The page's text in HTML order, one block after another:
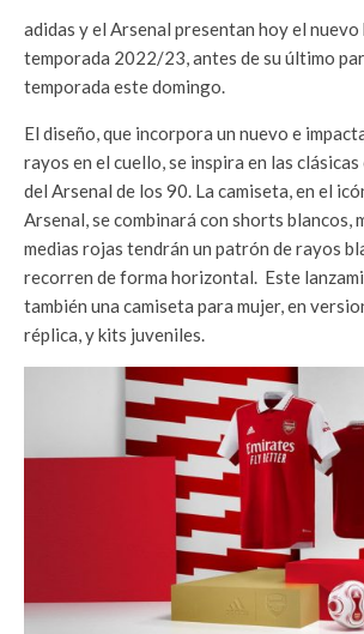
adidas y el Arsenal presentan hoy el
temporada 2022/23, antes de su último
temporada este domingo.
El diseño, que incorpora un nuevo e
rayos en el cuello, se inspira en las
del Arsenal de los 90. La camiseta, en el
Arsenal, se combinará con shorts blancos,
medias rojas tendrán un patrón de rayos
recorren de forma horizontal. ​ Este
también una camiseta para mujer, en
réplica, y kits juveniles.